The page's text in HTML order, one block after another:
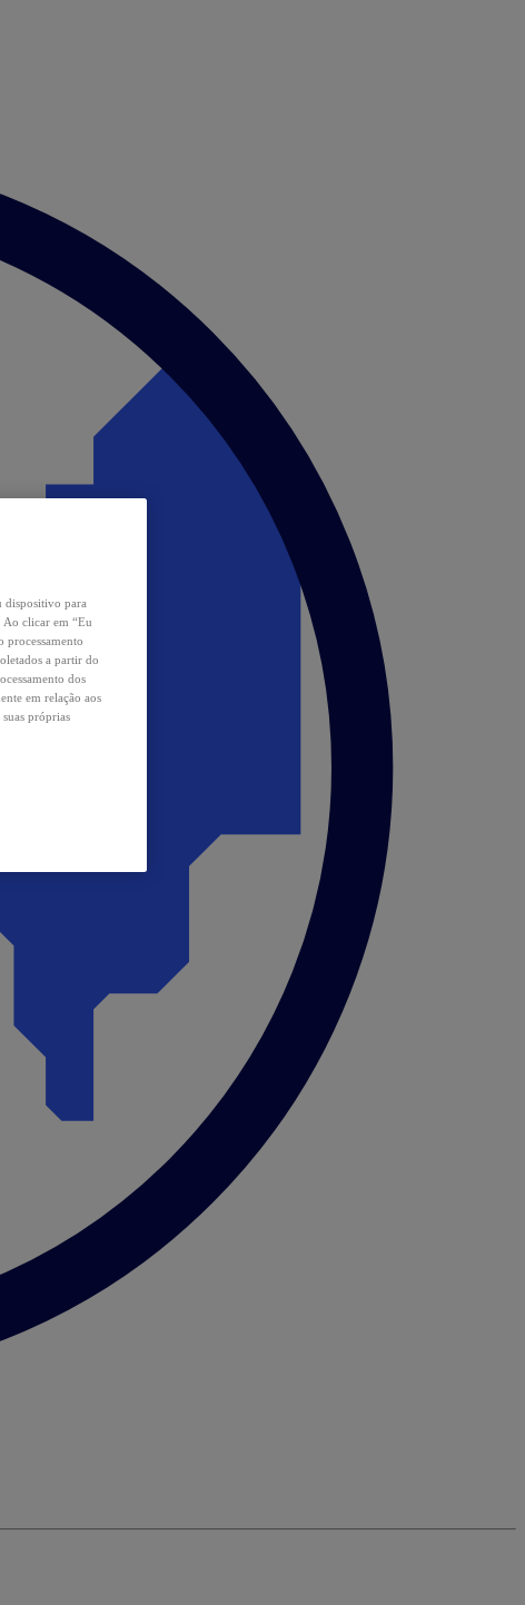
dispositivo para
Ao clicar em “Eu
processamento
a partir do
dos
em relação aos
próprias